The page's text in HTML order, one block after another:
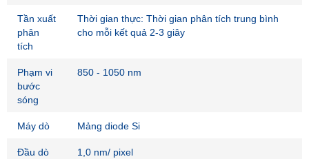
Tần xuất
phân
tích
Thời gian thực: Thời gian phân tích trung bình
cho mỗi kết quả 2-3 giây
Phạm vi
bước
sóng
850 - 1050 nm
Máy dò Mảng diode Si
Đầu dò
1,0 nm/ pixel